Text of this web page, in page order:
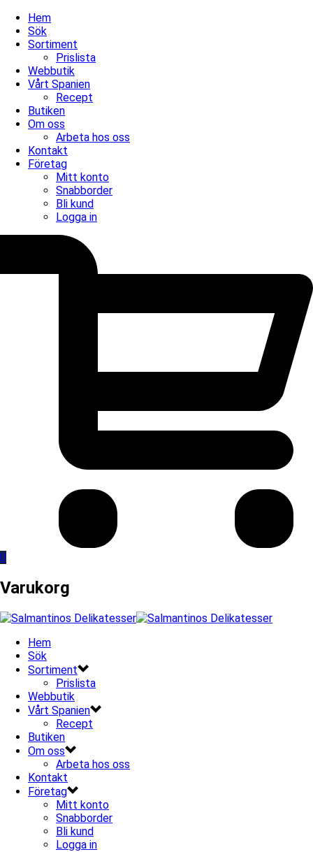
Hem
Sök
Sortiment
Prislista
Webbutik
Vårt Spanien
Recept
Butiken
Om oss
Arbeta hos oss
Kontakt
Företag
Mitt konto
Snabborder
Bli kund
Logga in
0
Varukorg
Hem
Sök
Sortiment
Prislista
Webbutik
Vårt Spanien
Recept
Butiken
Om oss
Arbeta hos oss
Kontakt
Företag
Mitt konto
Snabborder
Bli kund
Logga in